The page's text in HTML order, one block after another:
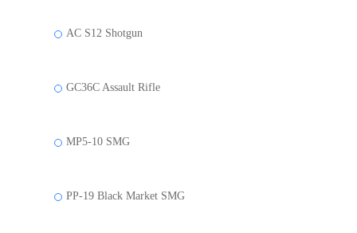
AC S12 Shotgun
GC36C Assault Rifle
MP5-10 SMG
PP-19 Black Market SMG